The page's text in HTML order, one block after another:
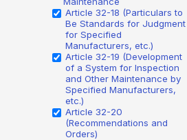
Article 32-18 (Particulars to
Be Standards for Judgment
for Specified
Manufacturers, etc.)
Article 32-19 (Development
of a System for Inspection
and Other Maintenance by
Specified Manufacturers,
etc.)
Article 32-20
(Recommendations and
Orders)